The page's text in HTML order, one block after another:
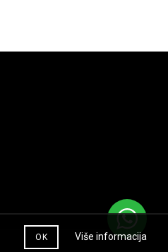
OK Više informacija